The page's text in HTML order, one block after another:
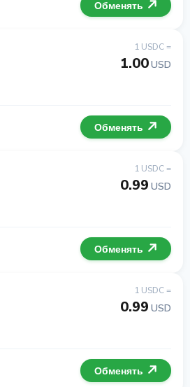
Обменять
1 USDC =
1.00USD
Обменять
1 USDC =
0.99 USD
Обменять
1 USDC =
0.99 USD
Обменять